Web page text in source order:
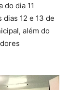
do dia 11
12 e 13 de
além do